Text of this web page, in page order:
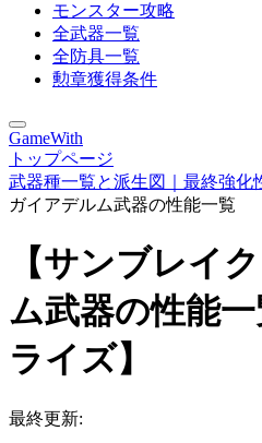
モンスター攻略
全武器一覧
全防具一覧
勲章獲得条件
GameWith
トップページ
武器種一覧と派生図｜最終強化
ガイアデルム武器の性能一覧
【サンブレイ
ム武器の性能
ライズ】
最終更新: